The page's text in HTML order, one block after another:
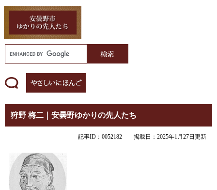
狩野 梅二｜安曇野ゆかりの先人たち
記事ID：0052182 掲載日：2025年1月27日更新